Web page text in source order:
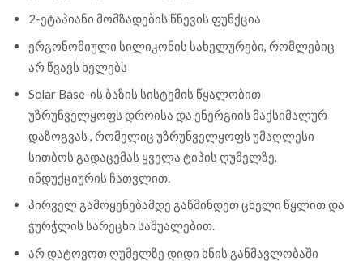
2-ეტაპიანი მომზადების წნევის ფუნქცია
ერგონომიული სილიკონის სახელურები, რომლებიც
არ წვავს ხელებს
Solar Base-ის ბაზის სისტემის წყალობით
უზრუნველყოფს დროისა და ენერგიის მაქსიმალურ
დაზოგვას , რომელიც უზრუნველყოფს უმაღლესი
სითბოს გადაცემას ყველა ტიპის ღუმელზე,
ინდუქციურის ჩათვლით.
პირველ გამოყენებამდე გაწმინდეთ ცხელი წყლით და
ჭურჭლის სარეცხი საშუალებით.
არ დატოვოთ ღუმელზე დიდი ხნის განმავლობაში